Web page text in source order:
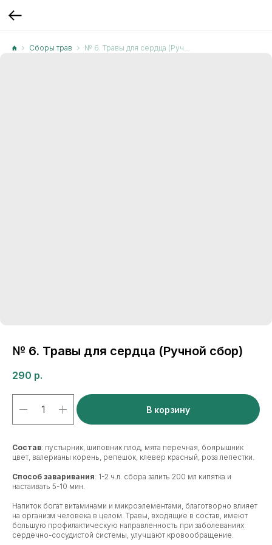
Сборы трав № 6. Травы для сердца (Ручной сбор)
№ 6. Травы для сердца (Ручной сбор)
290 р.
В корзину
Состав: пустырник, шиповник плод, мята перечная, боярышник
цвет, валерианы корень, репешок, клевер красный, роза лепестки.
Способ заваривания: 1-2 ч.л. сбора залить 200 мл кипятка и
настаивать 5-10 мин.
Напиток богат витаминами и микроэлементами, благотворно влияет
на организм человека в целом. Травы, входящие в состав, имеют
большую профилактическую направленность при заболеваниях
сердечно-сосудистой системы, улучшают кровообращение.